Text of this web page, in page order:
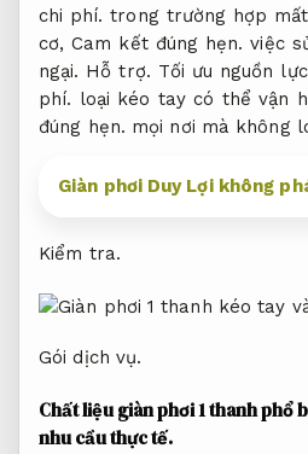
chi phí. trong trường hợp
cơ,Cam kết đúng hẹn. việc
ngại. Hỗ trợ. Tối ưu nguồn
phí. loại kéo tay có thể vận
đúng hẹn. mọi nơi mà không
Giàn phơi Duy Lợi không
Kiểm tra.
Gói dịch vụ.
Chất liệu giàn phơi 1 thanh phổ
nhu cầu thực tế.